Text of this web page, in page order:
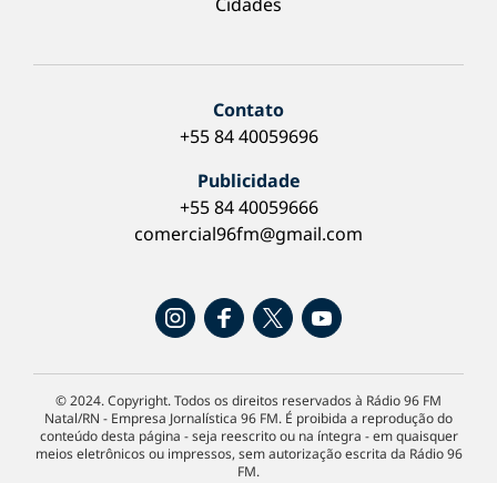
Contato
+55 84 40059696
Publicidade
+55 84 40059666
comercial96fm@gmail.com
© 2024. Copyright. Todos os direitos reservados à Rádio 96 FM
Natal/RN - Empresa Jornalística 96 FM. É proibida a reprodução do
conteúdo desta página - seja reescrito ou na íntegra - em quaisquer
meios eletrônicos ou impressos, sem autorização escrita da Rádio 96
FM.